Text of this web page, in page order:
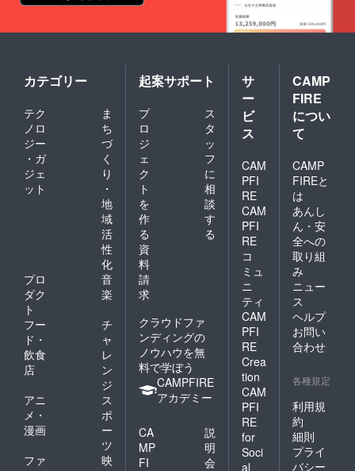
カテゴリー
テク
ノロ
ジー
・ガ
ジェ
ット
ま
ち
づ
く
り
・
地
域
活
性
化
プロ
ダク
ト
音
楽
フー
ド・
飲食
店
チ
ャ
レ
ン
ジ
アニ
メ・
漫画
ス
ポ
ー
ツ
ファ
映
起案サポート
プ
ロ
ジ
ェ
ク
ト
を
作
る
ス
タ
ッ
フ
に
相
談
す
る
資
料
請
求
クラウドファ
ンディングの
ノウハウを無
料で学ぼう
CAMPFIRE
アカデミー
CA
MP
FI
説
明
会
サ
ー
ビ
ス
CAM
PFI
RE
CAM
PFI
RE
コ
ミュ
ニ
ティ
CAM
PFI
RE
Crea
tion
CAM
PFI
RE
for
Soci
al
CAMP
FIRE
につい
て
CAMP
FIREと
は
あんし
ん・安
全への
取り組
み
ニュー
ス
ヘルプ
お問い
合わせ
各種規定
利用規
約
細則
プライ
バシー